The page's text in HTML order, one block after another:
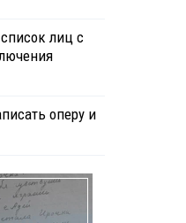
лиц с
оперу и